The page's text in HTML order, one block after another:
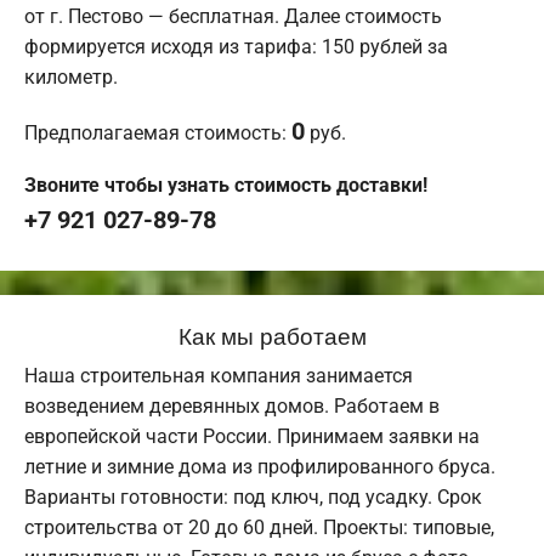
от г. Пестово — бесплатная. Далее стоимость
формируется исходя из тарифа: 150 рублей за
километр.
Предполагаемая стоимость: 0 руб.
Звоните чтобы узнать стоимость доставки!
+7 921 027-89-78
Как мы работаем
Наша строительная компания занимается
возведением деревянных домов. Работаем в
европейской части России. Принимаем заявки на
летние и зимние дома из профилированного бруса.
Варианты готовности: под ключ, под усадку. Срок
строительства от 20 до 60 дней. Проекты: типовые,